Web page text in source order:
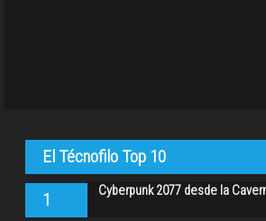
El Técnofilo Top 10
1 Cyberpunk 2077 desde la